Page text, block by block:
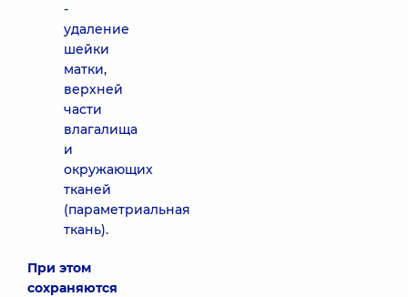
-
удаление
шейки
матки,
верхней
части
влагалища
и
окружающих
тканей
(параметриальная
ткань).
При этом
сохраняются